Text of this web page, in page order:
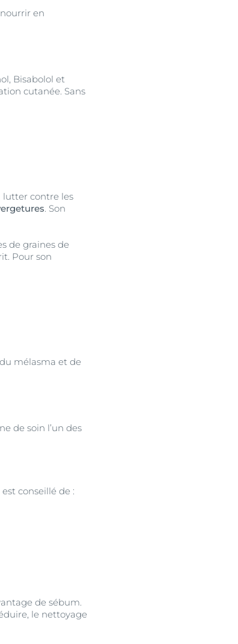
en
Bisabolol et
cutanée. Sans
lutter contre les
. Son
de graines de
Pour son
mélasma et de
de soin l’un des
conseillé de :
de sébum.
le nettoyage